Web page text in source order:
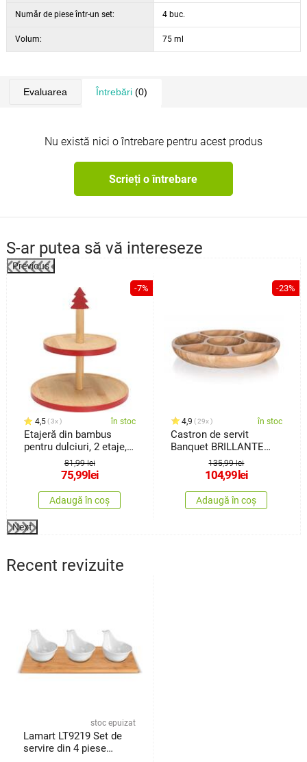
Număr de piese într-un set: 4 buc.
Volum: 75 ml
Evaluarea Întrebări(0)
Nu există nici o întrebare pentru acest produs
Scrieți o întrebare
S-ar putea să vă intereseze
Previous
-7%
4,5 3x în stoc
Etajeră din bambus
pentru dulciuri, 2 etaje,
81,99 lei
75,99 lei
Adaugă în coș
-23%
4,9 29x în stoc
Castron de servit
Banquet BRILLANTE
Bambus, 31,5 x 4 cm
135,99 lei
104,99 lei
Adaugă în coș
Next
Recent revizuite
stoc epuizat
Lamart LT9219 Set de
servire din 4 piese